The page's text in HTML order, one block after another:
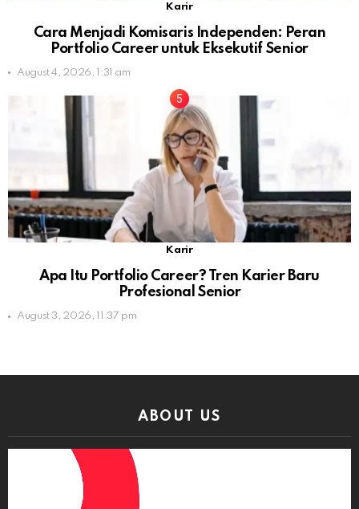
Karir
Cara Menjadi Komisaris Independen: Peran
Portfolio Career untuk Eksekutif Senior
August 4, 2026, 1:31 am
Karir
Apa Itu Portfolio Career? Tren Karier Baru
Profesional Senior
August 3, 2026, 11:37 pm
ABOUT US